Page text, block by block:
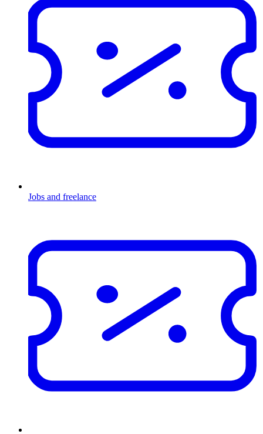
Jobs and freelance